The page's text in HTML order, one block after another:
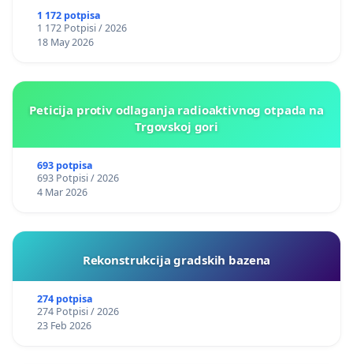
1 172 potpisa
1 172 Potpisi / 2026
18 May 2026
Peticija protiv odlaganja radioaktivnog otpada na
Trgovskoj gori
693 potpisa
693 Potpisi / 2026
4 Mar 2026
Rekonstrukcija gradskih bazena
274 potpisa
274 Potpisi / 2026
23 Feb 2026